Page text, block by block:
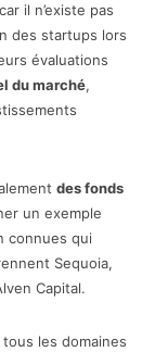
il n’existe pas
des startups lors
évaluations
du marché,
des fonds
un exemple
connues qui
Sequoia,
Capital.
les domaines